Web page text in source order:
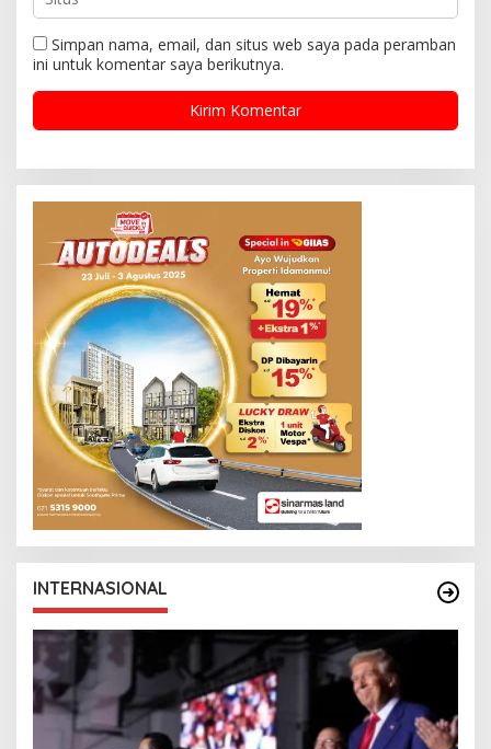
Simpan nama, email, dan situs web saya pada peramban
ini untuk komentar saya berikutnya.
INTERNASIONAL